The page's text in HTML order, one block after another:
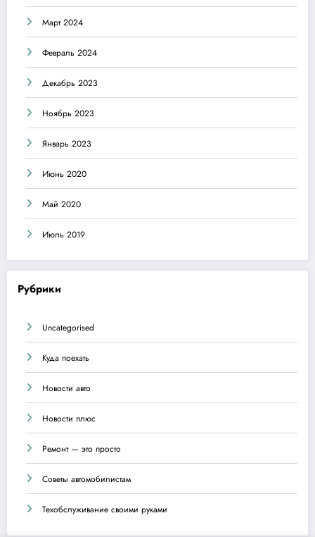
Март 2024
Февраль 2024
Декабрь 2023
Ноябрь 2023
Январь 2023
Июнь 2020
Май 2020
Июль 2019
Рубрики
Uncategorised
Куда поехать
Новости авто
Новости плюс
Ремонт — это просто
Советы автомобилистам
Техобслуживание своими руками